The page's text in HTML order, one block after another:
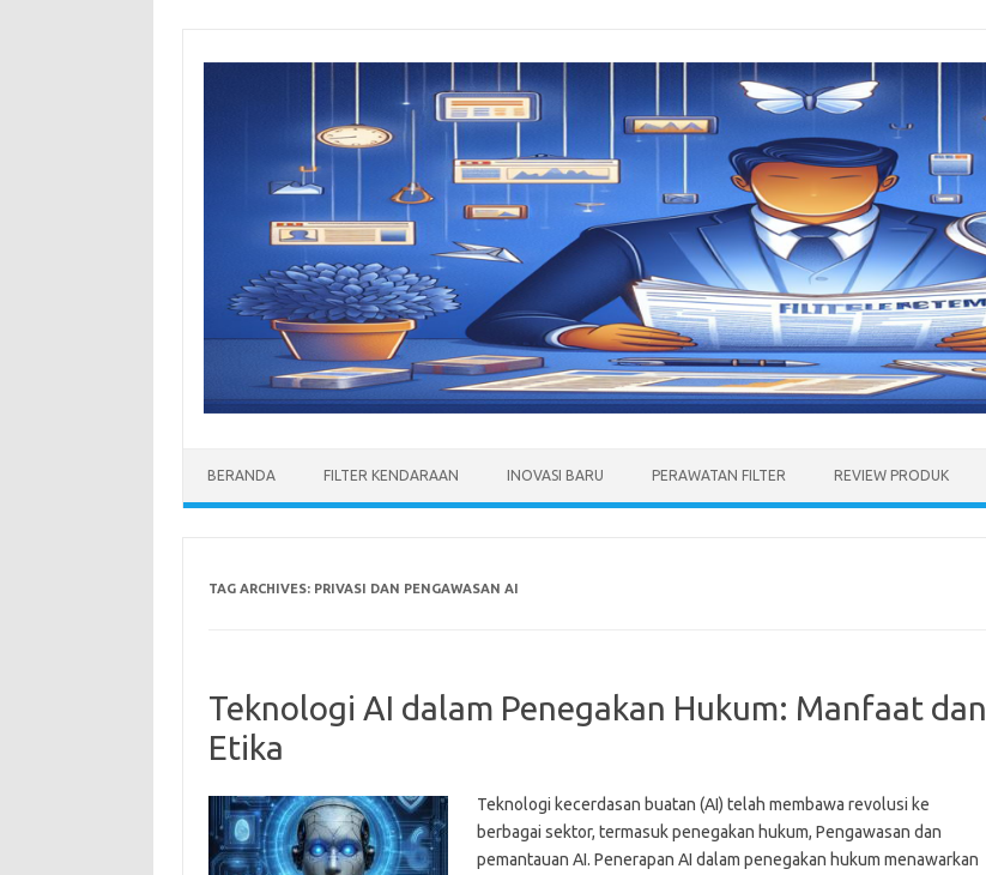
BERANDA FILTER KENDARAAN INOVASI BARU PERAWATAN FILTER REVIEW PRODUK
TAG ARCHIVES: PRIVASI DAN PENGAWASAN AI
Teknologi AI dalam Penegakan Hukum: Manfaat dan
Etika
Teknologi kecerdasan buatan (AI) telah membawa revolusi ke
berbagai sektor, termasuk penegakan hukum, Pengawasan dan
pemantauan AI. Penerapan AI dalam penegakan hukum menawarkan